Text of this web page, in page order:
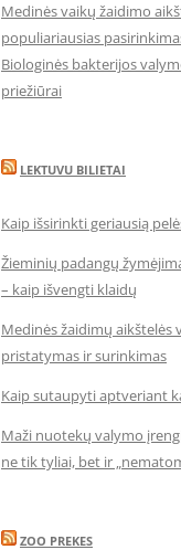
Medinės vaikų žaidimo
populiariausias
Biologinės bakterijos
priežiūrai
LEKTUVU BILIETAI
Kaip išsirinkti geriausią
Žieminių padangų
– kaip išvengti klaidų
Medinės žaidimų aikštelės
pristatymas ir surinkimas
Kaip sutaupyti aptveriant
Maži nuotekų valymo
ne tik tyliai, bet ir
ZOO PREKES